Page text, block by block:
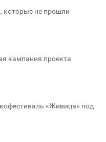
которые не прошли
кампания проекта
«Живица» под